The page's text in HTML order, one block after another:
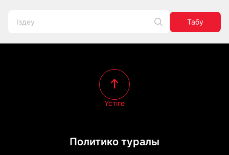
Табу
Политико туралы
Үстіге